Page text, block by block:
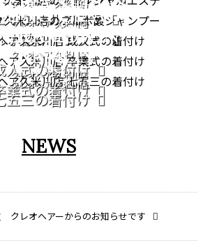
クレオヘア 久米川店
イシャルエステ
クレオヘア 久米川店
ボ酸シャンプー
OF AGE
クレオヘア 久米川店
人式の着付け
クレオヘア 久米川店
業式の着付け
753
クレオヘア 久米川店
五三の着付け
NEWS
クレオヘアーからのお知らせです